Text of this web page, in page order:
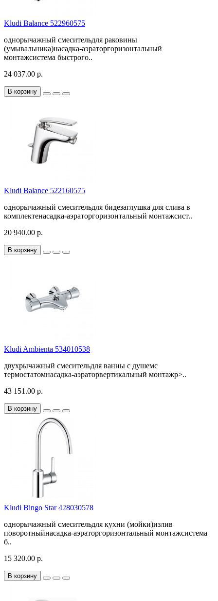
Kludi Balance 522960575
однорычажный смесительдля раковины
(умывальника)насадка-аэраторгоризонтальный
монтажсистема быстрого..
24 037.00 р.
В корзину
Kludi Balance 522160575
однорычажный смесительдля бидезаглушка для слива в
комплектенасадка-аэраторгоризонтальный монтажсист..
20 940.00 р.
В корзину
Kludi Ambienta 534010538
двухрычажный смесительдля ванны с душемс
термостатомнасадка-аэраторвертикальный монтажp>..
43 151.00 р.
В корзину
Kludi Bingo Star 428030578
однорычажный смесительдля кухни (мойки)излив
поворотныйнасадка-аэраторгоризонтальный монтажсистема
б..
15 320.00 р.
В корзину